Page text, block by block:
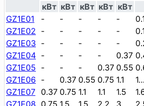
кВт кВт кВт кВт кВт
GZ1E01
- - - - -
GZ1E02 - - - - -
GZ1E03 - - - - -
GZ1E04 - - - - 0.37
GZ1E05 - - - 0.37 0.55
GZ1E06 - 0.37 0.55 0.75 1.1
GZ1E07 0.37 0.75 1.1 1.1 1.5
GZ1E08 0.75 1.5 1.5 2.2 3